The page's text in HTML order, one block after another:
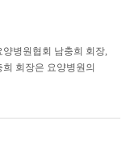
양병원협회 남충희 회장,
회장은 요양병원의